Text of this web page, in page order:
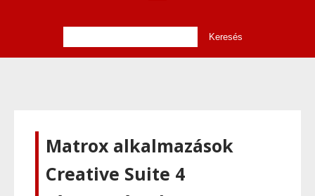
Matrox alkalmazások
Creative Suite 4